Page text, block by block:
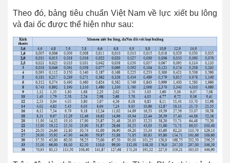
Theo đó, bảng tiêu chuẩn Việt Nam về lực xiết bu lông
và đai ốc được thể hiện như sau: